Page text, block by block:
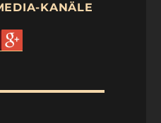
KANÄLE